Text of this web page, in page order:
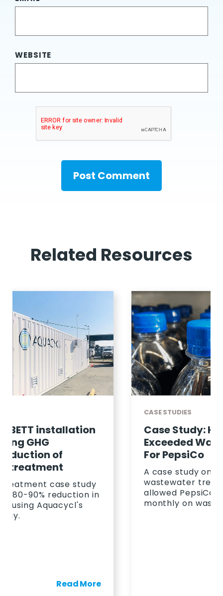
WEBSITE
Related Resources
Case Study: How Aquacycl
Exceeded Wastewater KPIS
For PepsiCo
A case study on how Aquacycl's
wastewater treatment solution
allowed PepsiCo to save 23%
monthly on wastewater.